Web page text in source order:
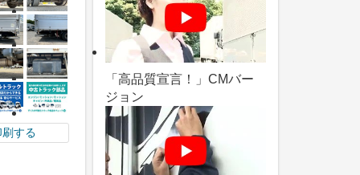
刷する
「高品質宣言！」CMバー
ジョン